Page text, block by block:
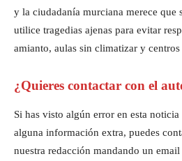
y la ciudadanía murciana merece que
utilice tragedias ajenas para evitar
amianto, aulas sin climatizar y
¿Quieres contactar con el
Si has visto algún error en esta
alguna información extra, puedes
nuestra redacción mandando un